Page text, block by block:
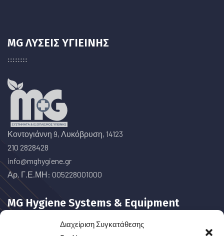
Διαχείριση Συγκατάθεσης
MG ΛΥΣΕΙΣ ΥΓΙΕΙΝΗΣ
Κοντογιάννη 9, Λυκόβρυση, 14123
210 2828428
info@mghygiene.gr
Αρ. Γ.Ε.ΜΗ: 005228001000
MG Hygiene Systems & Equipment